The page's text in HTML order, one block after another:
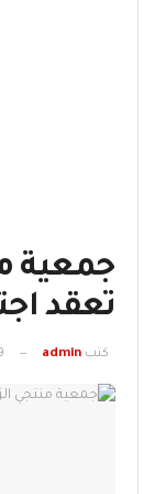
جمعية
تعقد
كتب admin